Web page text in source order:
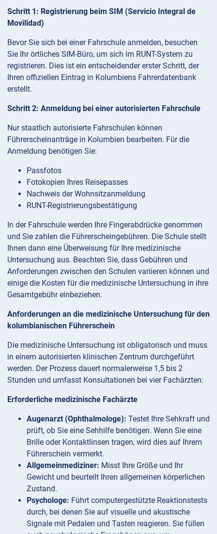
Schritt 1: Registrierung beim SIM (Servicio Integral de
Movilidad)
Bevor Sie sich bei einer Fahrschule anmelden, besuchen
Sie Ihr örtliches SIM-Büro, um sich im RUNT-System zu
registrieren. Dies ist ein entscheidender erster Schritt, der
Ihren offiziellen Eintrag in Kolumbiens Fahrerdatenbank
erstellt.
Schritt 2: Anmeldung bei einer autorisierten Fahrschule
Nur staatlich autorisierte Fahrschulen können
Führerscheinanträge in Kolumbien bearbeiten. Für die
Anmeldung benötigen Sie:
Passfotos
Fotokopien Ihres Reisepasses
Nachweis der Wohnsitzanmeldung
RUNT-Registrierungsbestätigung
In der Fahrschule werden Ihre Fingerabdrücke genommen
und Sie zahlen die Führerscheingebühren. Die Schule stellt
Ihnen dann eine Überweisung für Ihre medizinische
Untersuchung aus. Beachten Sie, dass Gebühren und
Anforderungen zwischen den Schulen variieren können und
einige die Kosten für die medizinische Untersuchung in ihre
Gesamtgebühr einbeziehen.
Anforderungen an die medizinische Untersuchung für den
kolumbianischen Führerschein
Die medizinische Untersuchung ist obligatorisch und muss
in einem autorisierten klinischen Zentrum durchgeführt
werden. Der Prozess dauert normalerweise 1,5 bis 2
Stunden und umfasst Konsultationen bei vier Fachärzten:
Erforderliche medizinische Fachärzte
Augenarzt (Ophthalmologe): Testet Ihre Sehkraft und
prüft, ob Sie eine Sehhilfe benötigen. Wenn Sie eine
Brille oder Kontaktlinsen tragen, wird dies auf Ihrem
Führerschein vermerkt.
Allgemeinmediziner: Misst Ihre Größe und Ihr
Gewicht und beurteilt Ihren allgemeinen körperlichen
Zustand.
Psychologe: Führt computergestützte Reaktionstests
durch, bei denen Sie auf visuelle und akustische
Signale mit Pedalen und Tasten reagieren. Sie füllen